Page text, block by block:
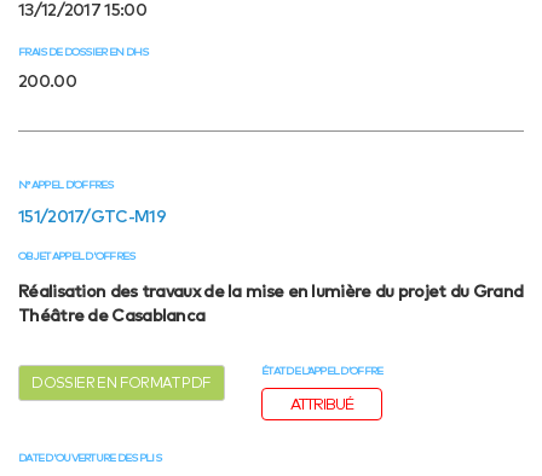
13/12/2017 15:00
FRAIS DE DOSSIER EN DHS
200.00
N° APPEL D’OFFRES
151/2017/GTC-M19
OBJET APPEL D'OFFRES
Réalisation des travaux de la mise en lumière du projet du Grand
Théâtre de Casablanca
DOSSIER EN FORMAT PDF
ÉTAT DE L’APPEL D’OFFRE
ATTRIBUÉ
DATE D'OUVERTURE DES PLIS